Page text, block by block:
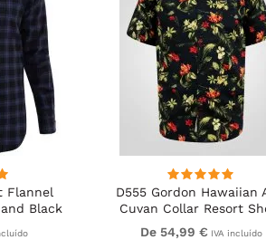
Flannel
Black
D555 Gordon Hawaiian
Cuvan Collar Resort
Sleeve Black
De 54,99 € IVA incluído